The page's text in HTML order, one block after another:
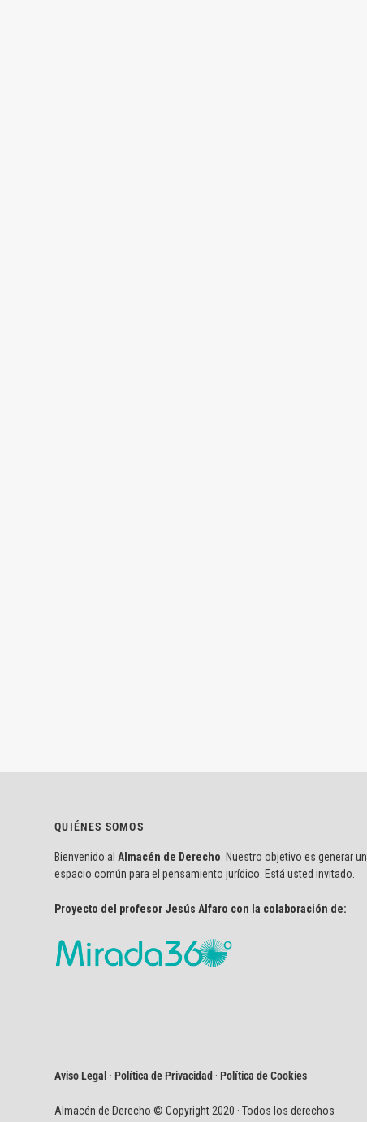
QUIÉNES SOMOS
Bienvenido al Almacén de Derecho . Nuestro objetivo es generar un
espacio común para el pensamiento jurídico. Está usted invitado.
Proyecto del profesor Jesús Alfaro con la colaboración de:
Aviso Legal · Política de Privacidad ·Política de Cookies
Almacén de Derecho © Copyright 2020 · Todos los derechos